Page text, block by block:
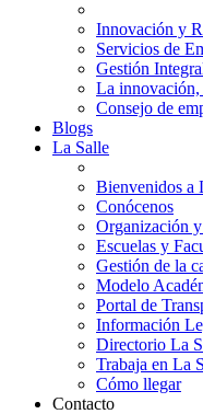
Innovación y
Servicios de
Gestión
La
Consejo de
Blogs
La Salle
Bienvenidos a
Conócenos
Organización
Escuelas y
Gestión de la
Modelo
Portal de
Información
Directorio La
Trabaja en La
Cómo llegar
Contacto